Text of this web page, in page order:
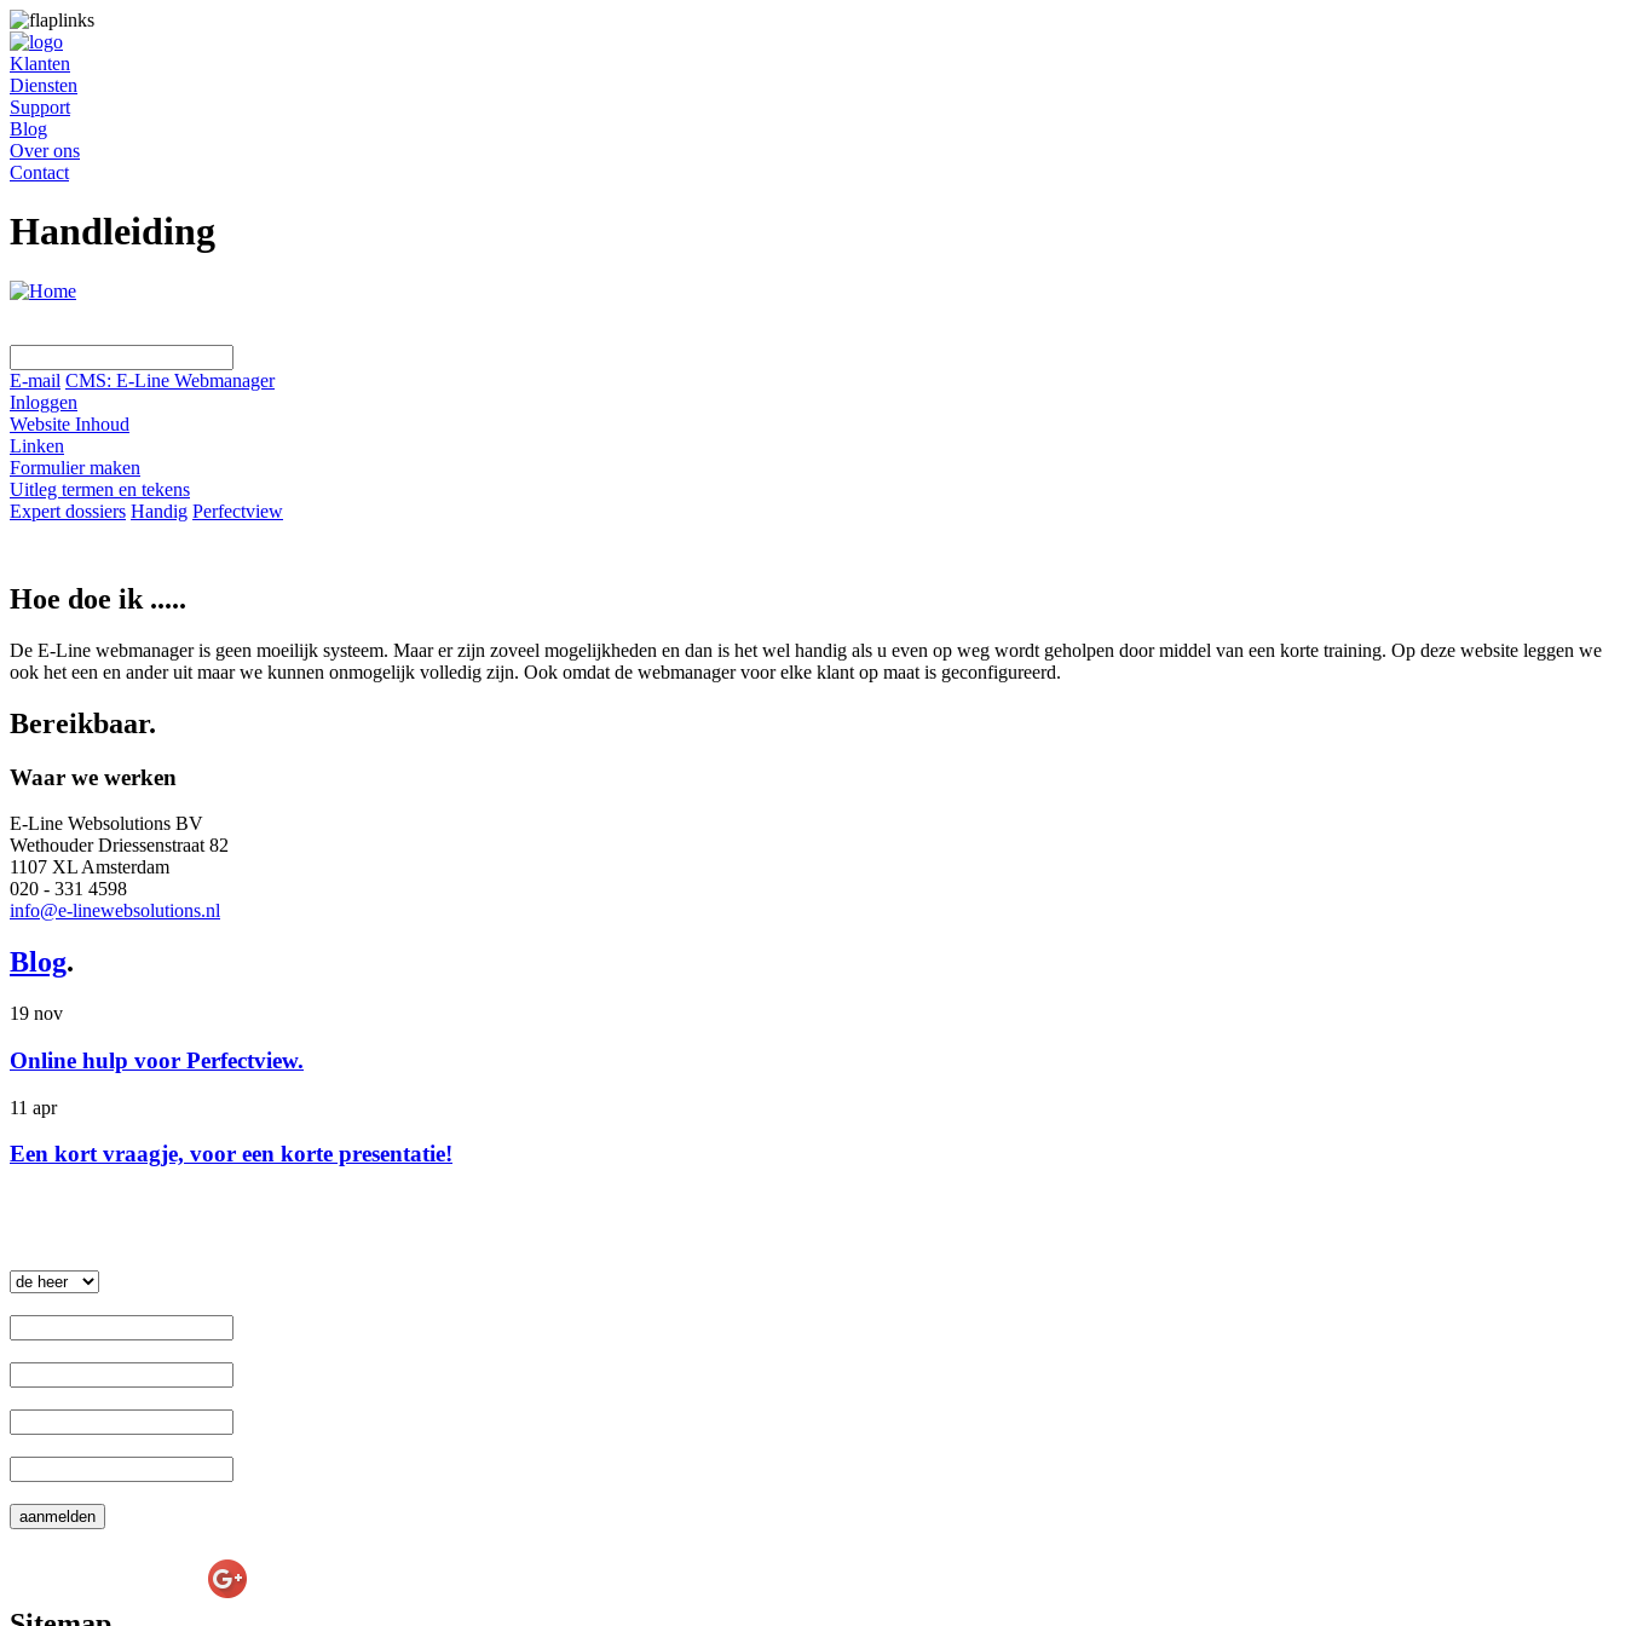
Klanten
Diensten
Support
Blog
Over ons
Contact
Handleiding
E-mail CMS: E-Line Webmanager
Inloggen
Website Inhoud
Linken
Formulier maken
Uitleg termen en tekens
Expert dossiers Handig Perfectview
Hoe doe ik .....
De E-Line webmanager is geen moeilijk systeem. Maar er zijn zoveel mogelijkheden en dan is het wel handig als u even op weg wordt geholpen door middel van een korte training. Op deze website leggen we
ook het een en ander uit maar we kunnen onmogelijk volledig zijn. Ook omdat de webmanager voor elke klant op maat is geconfigureerd.
Bereikbaar.
Waar we werken
E-Line Websolutions BV
Wethouder Driessenstraat 82
1107 XL Amsterdam
020 - 331 4598
info@e-linewebsolutions.nl
Blog.
19 nov
Online hulp voor Perfectview.
11 apr
Een kort vraagje, voor een korte presentatie!